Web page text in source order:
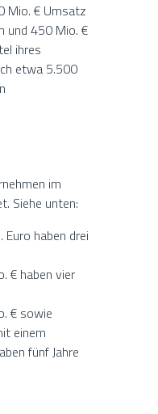
Mio. € Umsatz
und 450 Mio. €
ihres
etwa 5.500
im
Siehe unten:
haben drei
€ haben vier
€ sowie
einem
fünf Jahre